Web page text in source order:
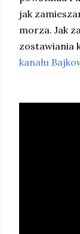
jak
morza. Jak
zostawiania
kanału